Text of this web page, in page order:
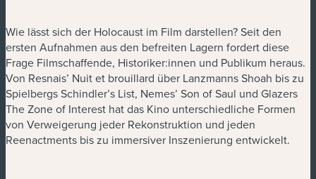
Wie lässt sich der Holocaust im Film darstellen? Seit den
ersten Aufnahmen aus den befreiten Lagern fordert diese
Frage Filmschaffende, Historiker:innen und Publikum heraus.
Von Resnais’ Nuit et brouillard über Lanzmanns Shoah bis zu
Spielbergs Schindler’s List, Nemes’ Son of Saul und Glazers
The Zone of Interest hat das Kino unterschiedliche Formen
von Verweigerung jeder Rekonstruktion und jeden
Reenactments bis zu immersiver Inszenierung entwickelt.